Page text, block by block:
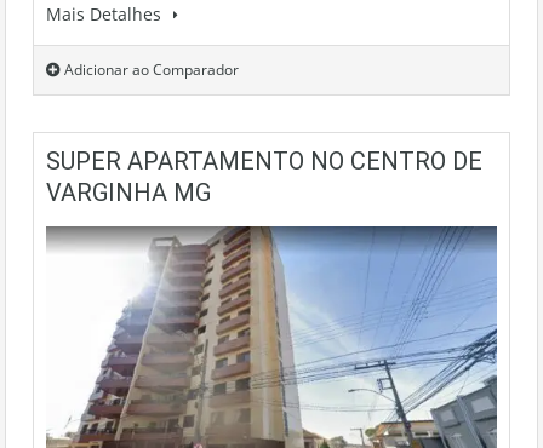
Mais Detalhes
Adicionar ao Comparador
SUPER APARTAMENTO NO CENTRO DE
VARGINHA MG